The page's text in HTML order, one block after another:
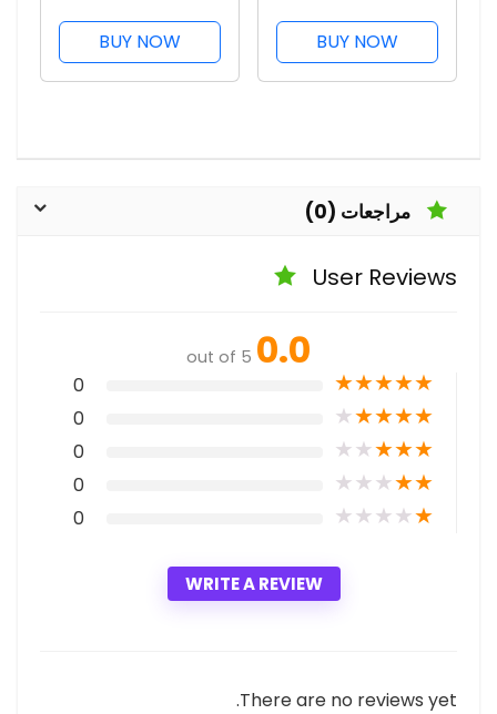
BUY NOW
مل
BUY NOW
مراجعات (0)
User Reviews
0.0
out of 5
★
★
★
★
★
0
★
★
★
★
★
0
★
★
★
★
★
0
★
★
★
★
★
0
★
★
★
★
★
0
WRITE A REVIEW
There are no reviews yet.